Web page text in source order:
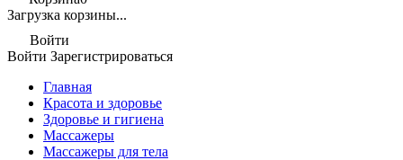
Загрузка корзины...
Войти
Войти Зарегистрироваться
Главная
Красота и здоровье
Здоровье и гигиена
Массажеры
Массажеры для тела